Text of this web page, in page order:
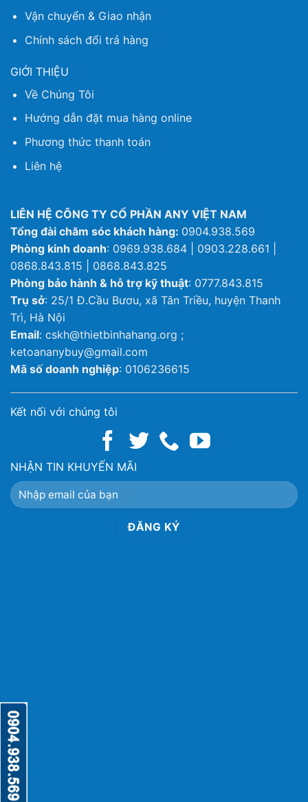
Vận chuyển & Giao nhận
Chính sách đổi trả hàng
GIỚI THIỆU
Về Chúng Tôi
Hướng dẫn đặt mua hàng online
Phương thức thanh toán
Liên hệ
LIÊN HỆ CÔNG TY CỔ PHẦN ANY VIỆT NAM
Tổng đài chăm sóc khách hàng: 0904.938.569
Phòng kinh doanh: 0969.938.684 | 0903.228.661 |
0868.843.815 | 0868.843.825
Phòng bảo hành & hỗ trợ kỹ thuật: 0777.843.815
Trụ sở: 25/1 Đ.Cầu Bươu, xã Tân Triều, huyện Thanh
Trì, Hà Nội
Email: cskh@thietbinhahang.org ;
ketoananybuy@gmail.com
Mã số doanh nghiệp: 0106236615
Kết nối với chúng tôi
NHẬN TIN KHUYẾN MÃI